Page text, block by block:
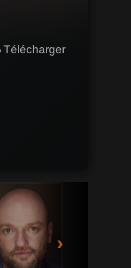
Télécharger
›